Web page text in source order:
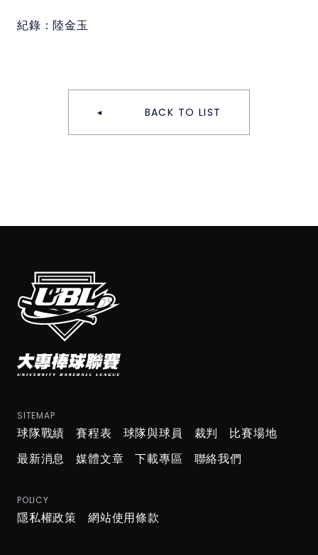
紀錄： 陸金玉
BACK TO LIST
SITEMAP
球隊戰績 賽程表 球隊與球員 裁判
比賽場地
最新消息
媒體文章 下載專區 聯絡我們
POLICY
隱私權政策 網站使用條款